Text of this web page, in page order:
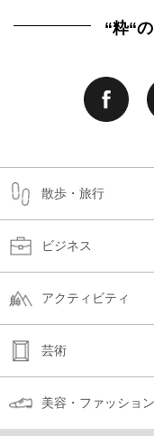
“粋“
散歩・旅行
ビジネス
アクティビティ
芸術
美容・ファッション